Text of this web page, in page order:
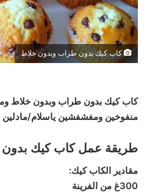
كاب كيك بدون طراب وبدون خلاط
كاب كيك بدون طراب وبدون خلاط
منفوخين ومفشفشين ياسلام/مادلين
طريقة عمل كاب كيك
مقادير الكاب كيك:
300غ من الفرينة